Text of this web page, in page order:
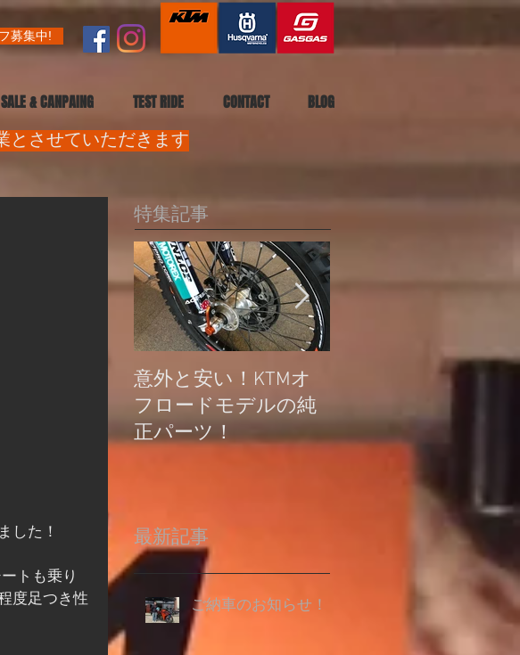
募集中!
SALE & CANPAING TEST RIDE CONTACT BLOG
とさせていただきます
した！
トも乗り
度足つき性
特集記事
意外と安い！KTMオ
フロードモデルの純
正パーツ！
公道走行不可モデル
最新記事
ご納車のお知らせ！